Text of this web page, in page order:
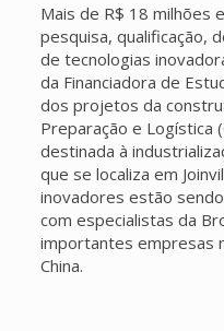
Mais de R$ 18 milhões
pesquisa, qualificação,
de tecnologias
da Financiadora de
dos projetos da
Preparação e Logística
destinada à
que se localiza em
inovadores estão
com especialistas da
importantes empresas
China.